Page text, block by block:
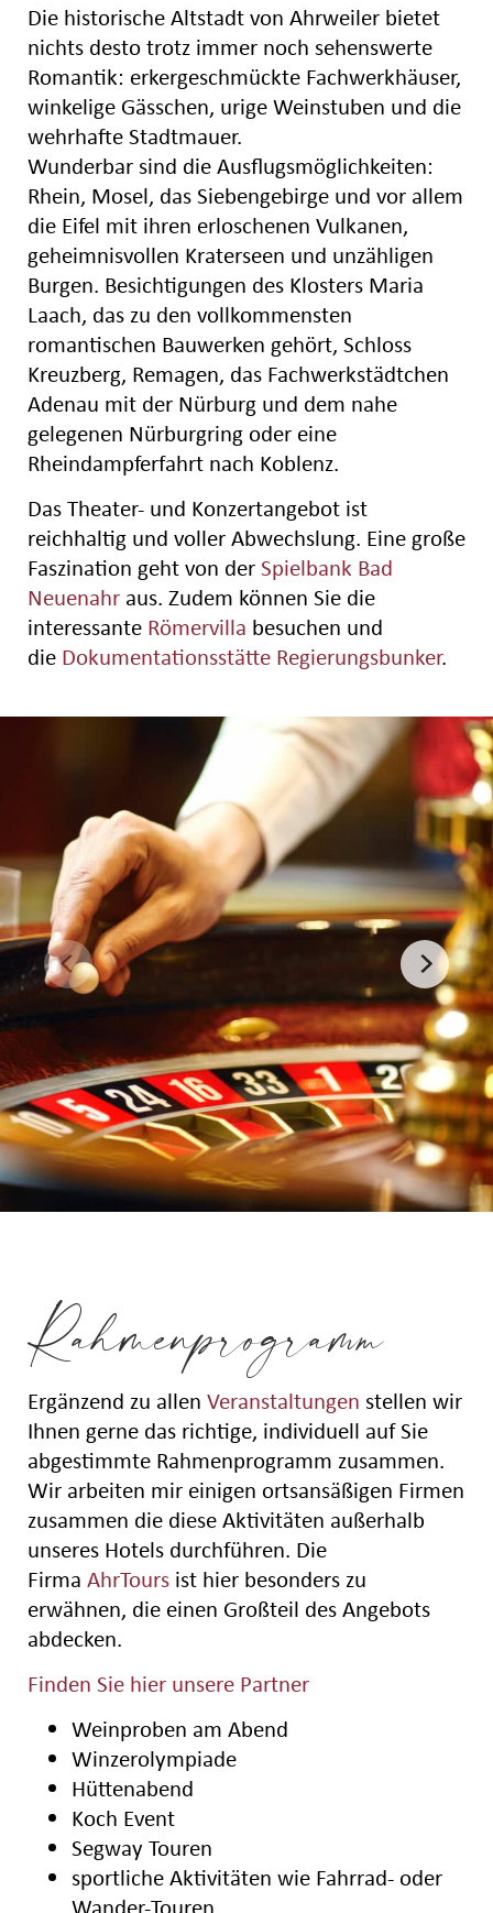
Die historische Altstadt von Ahrweiler bietet
nichts desto trotz immer noch sehenswerte
Romantik: erkergeschmückte Fachwerkhäuser,
winkelige Gässchen, urige Weinstuben und die
wehrhafte Stadtmauer.
Wunderbar sind die Ausflugsmöglichkeiten:
Rhein, Mosel, das Siebengebirge und vor allem
die Eifel mit ihren erloschenen Vulkanen,
geheimnisvollen Kraterseen und unzähligen
Burgen. Besichtigungen des Klosters Maria
Laach, das zu den vollkommensten
romantischen Bauwerken gehört, Schloss
Kreuzberg, Remagen, das Fachwerkstädtchen
Adenau mit der Nürburg und dem nahe
gelegenen Nürburgring oder eine
Rheindampferfahrt nach Koblenz.
Das Theater- und Konzertangebot ist
reichhaltig und voller Abwechslung. Eine große
Faszination geht von derSpielbank Bad
Neuenahr aus. Zudem können Sie die
interessante Römervilla besuchen und
die Dokumentationsstätte Regierungsbunker.
Rahmenprogramm
Ergänzend zu allen Veranstaltungen stellen wir
Ihnen gerne das richtige, individuell auf Sie
abgestimmte Rahmenprogramm zusammen.
Wir arbeiten mir einigen ortsansäßigen Firmen
zusammen die diese Aktivitäten außerhalb
unseres Hotels durchführen. Die
Firma AhrTours ist hier besonders zu
erwähnen, die einen Großteil des Angebots
abdecken.
Finden Sie hier unsere Partner
Weinproben am Abend
Winzerolympiade
Hüttenabend
Koch Event
Segway Touren
sportliche Aktivitäten wie Fahrrad- oder